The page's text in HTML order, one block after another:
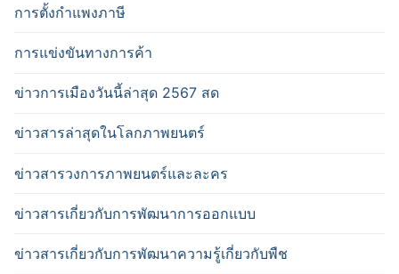
การตั้งกำแพงภาษี
การแข่งขันทางการค้า
ข่าวการเมืองวันนี้ล่าสุด 2567 สด
ข่าวสารล่าสุดในโลกภาพยนตร์
ข่าวสารวงการภาพยนตร์และละคร
ข่าวสารเกี่ยวกับการพัฒนาการออกแบบ
ข่าวสารเกี่ยวกับการพัฒนาความรู้เกี่ยวกับพืช